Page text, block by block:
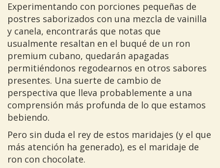
Experimentando con porciones pequeñas de
postres saborizados con una mezcla de vainilla
y canela, encontrarás que notas que
usualmente resaltan en el buqué de un ron
premium cubano, quedarán apagadas
permitiéndonos regodearnos en otros sabores
presentes. Una suerte de cambio de
perspectiva que lleva probablemente a una
comprensión más profunda de lo que estamos
bebiendo.
Pero sin duda el rey de estos maridajes (y el que
más atención ha generado), es el maridaje de
ron con chocolate.